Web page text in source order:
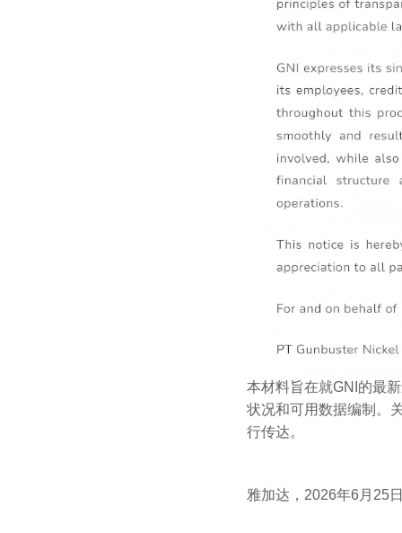
本材料旨在就GNI的最
状况和可用数据编制。
行传达。
雅加达，2026年6月25